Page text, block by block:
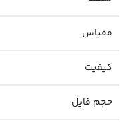
مقیاس
کیفیت
حجم فایل